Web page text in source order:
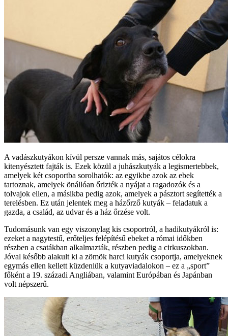
A vadászkutyákon kívül persze vannak más, sajátos célokra
kitenyésztett fajták is. Ezek közül a juhászkutyák a legismertebbek,
amelyek két csoportba sorolhatók: az egyikbe azok az ebek
tartoznak, amelyek önállóan őrizték a nyájat a ragadozók és a
tolvajok ellen, a másikba pedig azok, amelyek a pásztort segítették a
terelésben. Ez után jelentek meg a házőrző kutyák – feladatuk a
gazda, a család, az udvar és a ház őrzése volt.
Tudomásunk van egy viszonylag kis csoportról, a hadikutyákról is:
ezeket a nagytestű, erőteljes felépítésű ebeket a római időkben
részben a csatákban alkalmazták, részben pedig a cirkuszokban.
Jóval később alakult ki a zömök harci kutyák csoportja, amelyeknek
egymás ellen kellett küzdeniük a kutyaviadalokon – ez a „sport”
főként a 19. századi Angliában, valamint Európában és Japánban
volt népszerű.